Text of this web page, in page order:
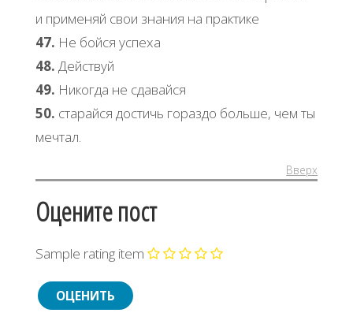
и применяй свои знания на практике
47. Не бойся успеха
48. Действуй
49. Никогда не сдавайся
50. старайся достичь гораздо больше, чем ты
мечтал.
Вверх
Оцените пост
Sample rating item